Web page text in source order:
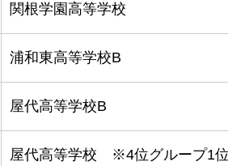
関根学園高等学校
浦和東高等学校B
屋代高等学校B
屋代高等学校 ※4位グループ1